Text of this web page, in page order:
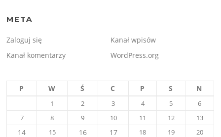
META
Zaloguj się
Kanał wpisów
Kanał komentarzy
WordPress.org
P W Ś C P S N
1 2 3 4 5
6
7
8 9 10 11 12 13
14 15 16 17 18 19 20